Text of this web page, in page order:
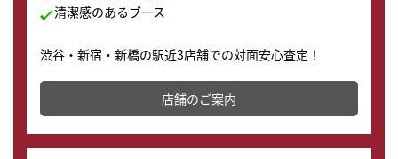
清潔感のあるブース
渋谷・新宿・新橋の駅近3店舗での対面安心査定！
店舗を併設しており、下取りに出してお得に新しい時計
の購入もできます♪
店舗のご案内